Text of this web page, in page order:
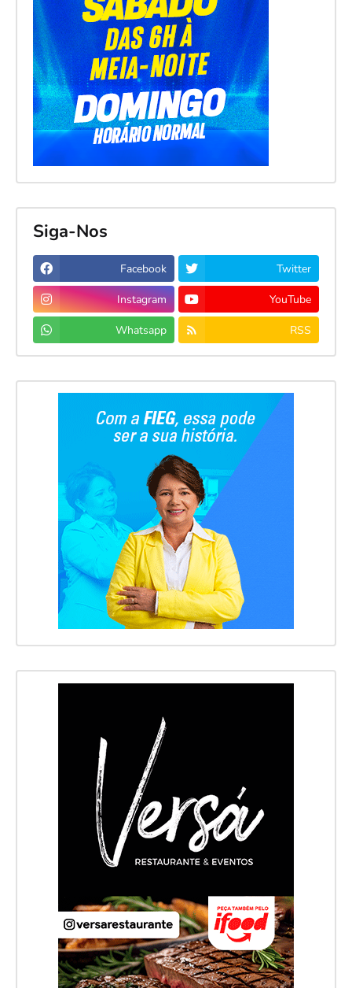
Siga-Nos
Facebook Twitter
Instagram YouTube
Whatsapp RSS